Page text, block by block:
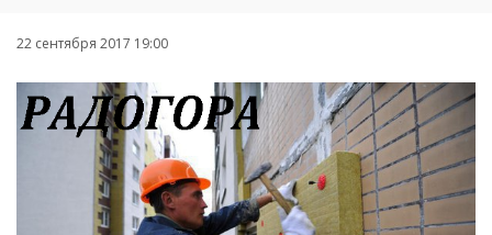
22 сентября 2017 19:00